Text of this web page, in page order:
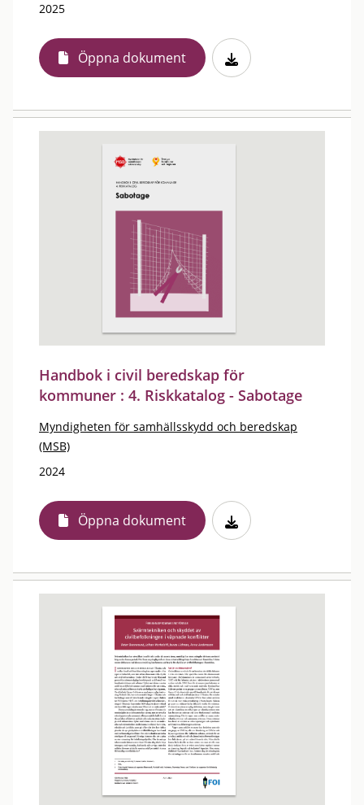
2025
Öppna dokument
Handbok i civil beredskap för
kommuner : 4. Riskkatalog - Sabotage
Myndigheten för samhällsskydd och beredskap
(MSB)
2024
Öppna dokument